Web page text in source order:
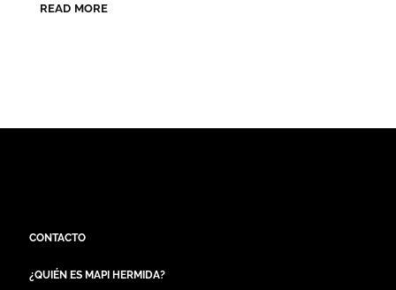
READ MORE
CONTACTO
¿QUIÉN ES MAPI HERMIDA?